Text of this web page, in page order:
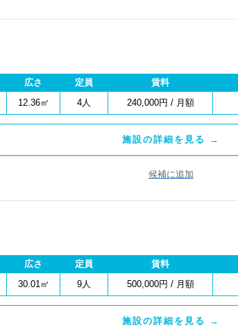
広さ 定員 賃料
12.36㎡ 4人 240,000円 / 月額
施設の詳細を見る →
候補に追加
広さ 定員 賃料
30.01㎡ 9人 500,000円 / 月額
施設の詳細を見る →